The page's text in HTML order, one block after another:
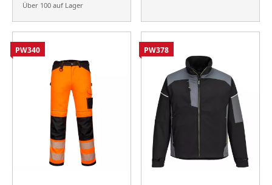
Über 100 auf Lager
PW340 PW378